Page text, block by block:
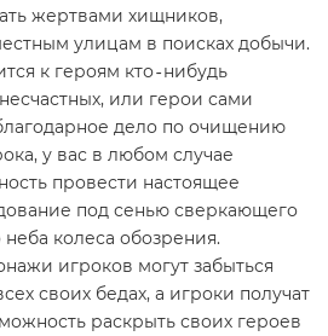
жертвами хищников,
улицам в поисках добычи.
к героям кто‑нибудь
или герои сами
дело по очищению
у вас в любом случае
провести настоящее
под сенью сверкающего
колеса обозрения.
игроков могут забыться
своих бедах, а игроки получат
раскрыть своих героев